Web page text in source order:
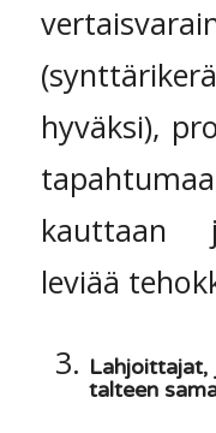
hyväksi),
kauttaan
leviää
Lahjoittajat,
talteen